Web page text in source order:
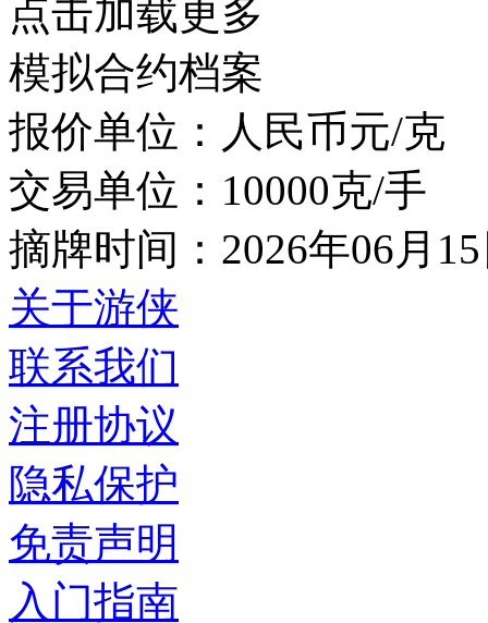
点击加载更多
模拟合约档案
报价单位：人民币元/克
交易单位：10000克/手
摘牌时间：2026年06月
关于游侠
联系我们
注册协议
隐私保护
免责声明
入门指南